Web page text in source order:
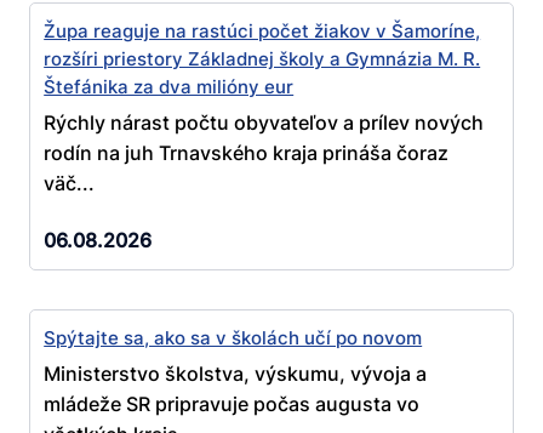
Župa reaguje na rastúci počet žiakov v Šamoríne,
rozšíri priestory Základnej školy a Gymnázia M. R.
Štefánika za dva milióny eur
Rýchly nárast počtu obyvateľov a prílev nových
rodín na juh Trnavského kraja prináša čoraz
väč...
06.08.2026
Spýtajte sa, ako sa v školách učí po novom
Ministerstvo školstva, výskumu, vývoja a
mládeže SR pripravuje počas augusta vo